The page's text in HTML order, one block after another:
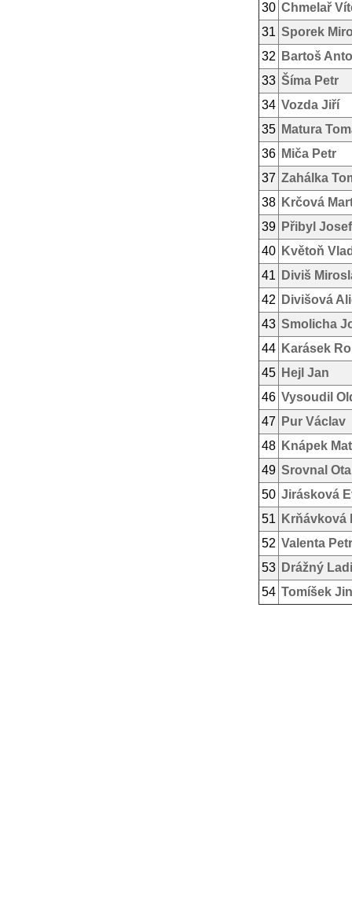
30 Chmelař
31 Sporek
32
Bartoš
33 Šíma Petr
34 Vozda Jiří
35 Matura
36 Miča Petr
37 Zahálka
38 Krčová
39 Přibyl Josef
40 Květoň
41
Diviš
42
Divišová
43 Smolicha
44 Karásek
45 Hejl Jan
46 Vysoudil
47
Pur Václav
48 Knápek
49 Srovnal
50 Jirásková
51
Krňávková
52 Valenta Petr
53 Drážný
54 Tomíšek